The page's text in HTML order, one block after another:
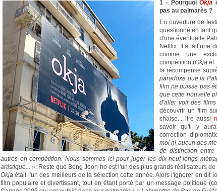
1 - PourquoiOkja
pas au palmarès ?
En ouverture de
questionné en tant
d'une éventuelle
Netflix. Il a fait une
comme une
compétition (Okja et
la récompense
paradoxe que la
film ne puisse pas
que cette nouvelle
d'aller voir des
découvrir un film
chaise... lire aussi
savoir qu'il y
correction
moi ni aucun des
de distinction
autres en compétition. Nous sommes ici pour juger les dix-neuf longs
artistique... ». Reste que Bong Joon-ho est l'un des plus grands réalisateurs
Okja était l'un des meilleurs de la sélection cette année. Alors l'ignorer en dit
film populaire et divertissant, tout en étant porté par un message politique